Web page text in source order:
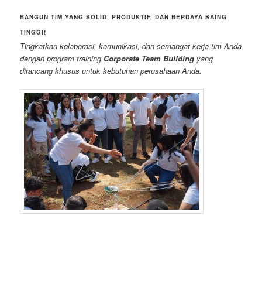
BANGUN TIM YANG SOLID, PRODUKTIF, DAN BERDAYA SAING
TINGGI!
Tingkatkan kolaborasi, komunikasi, dan semangat kerja tim Anda
dengan program training Corporate Team Building yang
dirancang khusus untuk kebutuhan perusahaan Anda.